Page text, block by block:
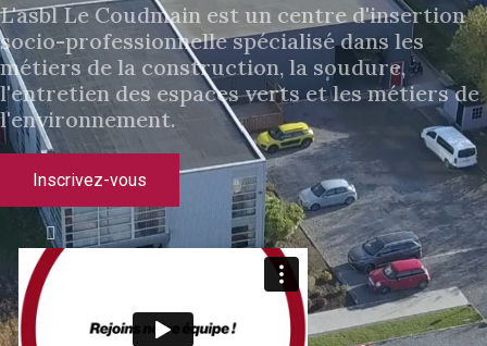
L'asbl Le Coudmain est un centre d'insertion
socio-professionnelle spécialisé dans les
métiers de la construction, la soudure,
l'entretien des espaces verts et les métiers de
l'environnement.
Inscrivez-vous